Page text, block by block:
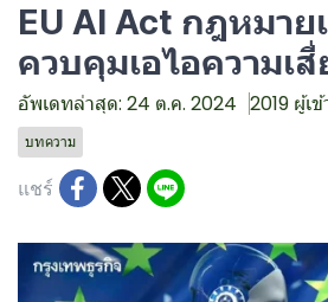
EU AI Act กฎหมาย
ควบคุมเอไอความเสี่
อัพเดทล่าสุด: 24 ต.ค. 2024 2019 ผู้เ
บทความ
แชร์